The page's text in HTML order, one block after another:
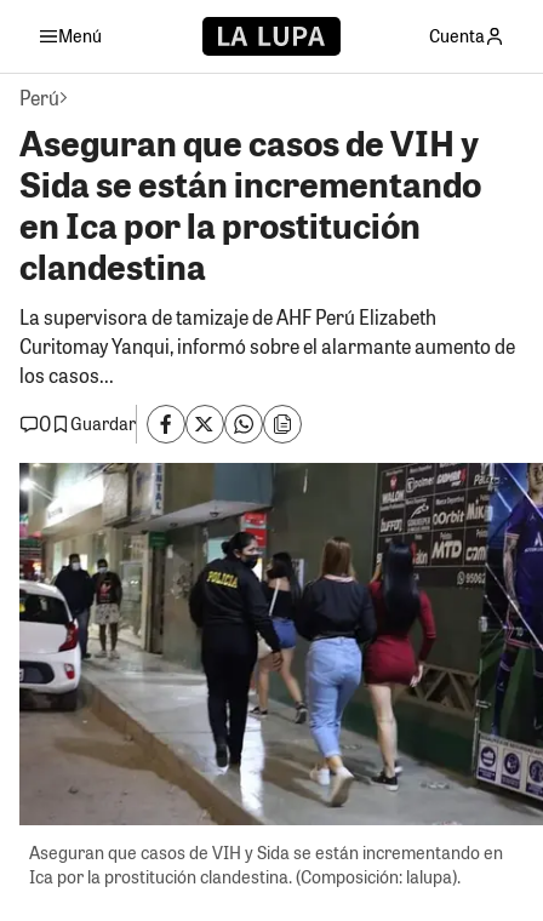
Menú Cuenta
Perú
Aseguran que casos de VIH y
Sida se están incrementando
en Ica por la prostitución
clandestina
La supervisora de tamizaje de AHF Perú Elizabeth
Curitomay Yanqui, informó sobre el alarmante aumento de
los casos...
0
Guardar
Aseguran que casos de VIH y Sida se están incrementando en
Ica por la prostitución clandestina. (Composición: lalupa).